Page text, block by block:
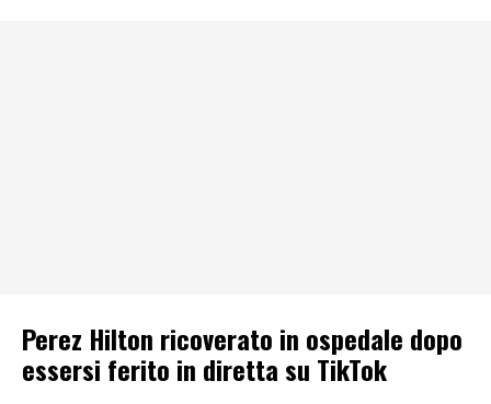
Perez Hilton ricoverato in ospedale dopo
essersi ferito in diretta su TikTok